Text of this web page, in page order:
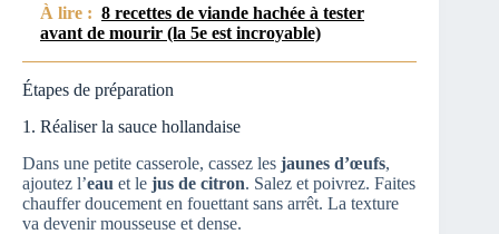
À lire : 8 recettes de viande hachée à tester
avant de mourir (la 5e est incroyable)
Étapes de préparation
1. Réaliser la sauce hollandaise
Dans une petite casserole, cassez les jaunes d’œufs,
ajoutez l’eau et le jus de citron. Salez et poivrez. Faites
chauffer doucement en fouettant sans arrêt. La texture
va devenir mousseuse et dense.